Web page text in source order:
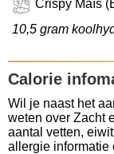
Crispy Maïs
10,5 gram
Calorie
Wil je naast het
weten over Zacht
aantal vetten,
allergie informatie